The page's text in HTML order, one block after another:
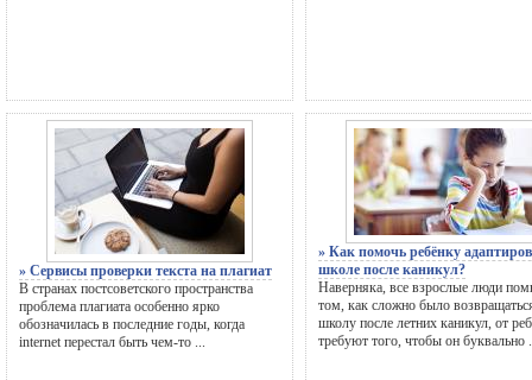
» Сервисы проверки текста на плагиат
В странах постсоветского пространства
проблема плагиата особенно ярко
обозначилась в последние годы, когда
internet перестал быть чем-то ...
» Как помочь ребёнку
школе после каникул?
Наверняка, все взрослые люди
том, как сложно было
школу после летних каникул, от
требуют того, чтобы он буквально